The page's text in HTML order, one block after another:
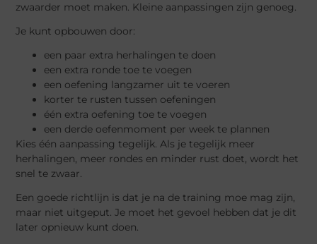
zwaarder moet maken. Kleine aanpassingen zijn genoeg.
Je kunt opbouwen door:
een paar extra herhalingen te doen
een extra ronde toe te voegen
een oefening langzamer uit te voeren
korter te rusten tussen oefeningen
één extra oefening toe te voegen
een derde oefenmoment per week te plannen
Kies één aanpassing tegelijk. Als je tegelijk meer
herhalingen, meer rondes en minder rust doet, wordt het
snel te zwaar.
Een goede richtlijn is dat je na de training moe mag zijn,
maar niet uitgeput. Je moet het gevoel hebben dat je dit
later opnieuw kunt doen.